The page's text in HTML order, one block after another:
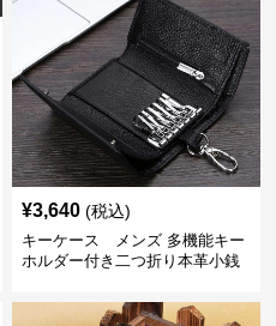
¥3,640 (税込)
キーケース メンズ 多機能キー
ホルダー付き二つ折り本革小銭